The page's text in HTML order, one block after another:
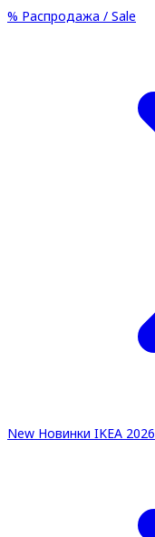
% Распродажа / Sale
New Новинки IKEA 2026